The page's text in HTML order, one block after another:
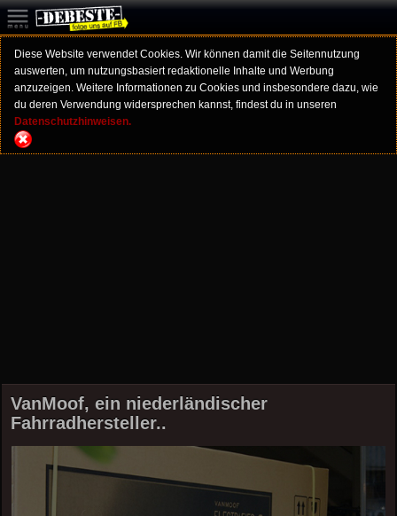
Diese Website verwendet Cookies. Wir können damit die Seitennutzung
auswerten, um nutzungsbasiert redaktionelle Inhalte und Werbung
anzuzeigen. Weitere Informationen zu Cookies und insbesondere dazu, wie
du deren Verwendung widersprechen kannst, findest du in unseren
Datenschutzhinweisen.
VanMoof, ein niederländischer
Fahrradhersteller..